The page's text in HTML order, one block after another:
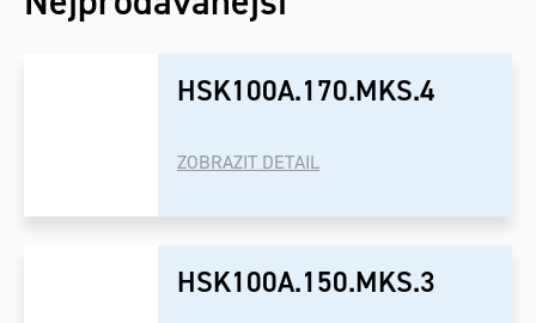
HSK100A.170.MKS.4
ZOBRAZIT DETAIL
HSK100A.150.MKS.3